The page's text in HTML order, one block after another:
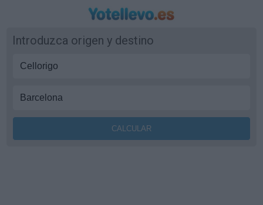
Introduzca origen y destino